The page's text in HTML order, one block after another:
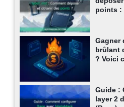
points :
Gagner
brûlant
? Voici
Guide :
layer 2